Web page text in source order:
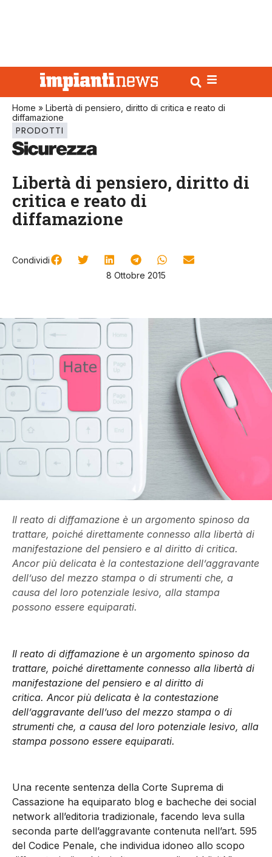
Home » Libertà di pensiero, diritto di critica e reato di
diffamazione
PRODOTTI
Libertà di pensiero, diritto di
critica e reato di
diffamazione
Condividi
8 Ottobre 2015
Il reato di diffamazione è un argomento spinoso da
trattare, poiché direttamente connesso alla libertà di
manifestazione del pensiero e al diritto di critica.
Ancor più delicata è la contestazione dell’aggravante
dell’uso del mezzo stampa o di strumenti che, a
causa del loro potenziale lesivo, alla stampa
possono essere equiparati.
Il reato di diffamazione è un argomento spinoso da
trattare, poiché direttamente connesso alla libertà di
manifestazione del pensiero e al diritto di
critica. Ancor più delicata è la contestazione
dell’aggravante dell’uso del mezzo stampa o di
strumenti che, a causa del loro potenziale lesivo, alla
stampa possono essere equiparati.
Una recente sentenza della Corte Suprema di
Cassazione ha equiparato blog e bacheche dei social
network all’editoria tradizionale, facendo leva sulla
seconda parte dell’aggravante contenuta nell’art. 595
del Codice Penale, che individua idoneo allo scopo